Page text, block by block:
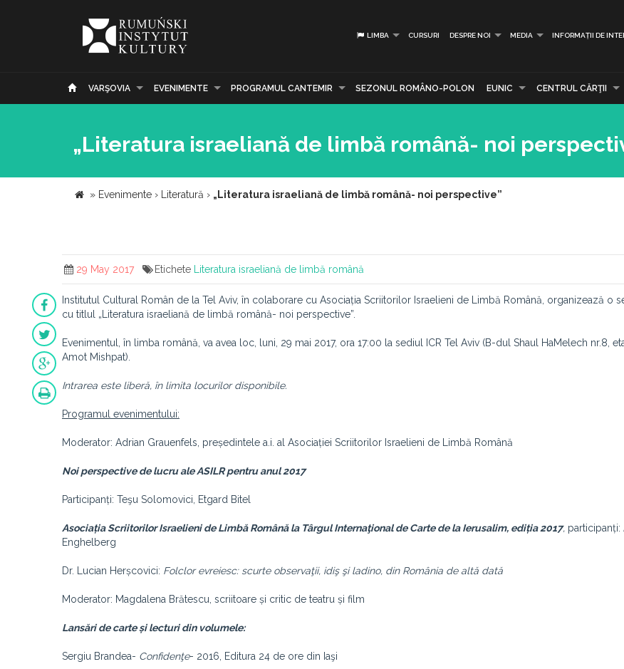
LIMBA CURSURI DESPRE NOI MEDIA INFORMAȚII DE
VARŞOVIA EVENIMENTE PROGRAMUL CANTEMIR SEZONUL ROMÂNO-POLON EUNIC CENTRUL CĂRŢII
„Literatura israeliană de limbă română- noi
» Evenimente › Literatură › „Literatura israeliană de limbă română- noi perspective”
29 May 2017 Etichete Literatura israeliană de limbă română
Institutul Cultural Român de la Tel Aviv, în colaborare cu Asociația Scriitorilor Israelieni de Limbă Română, organizează o
cu titlul „Literatura israeliană de limbă română- noi perspective”.
Evenimentul, în limba română, va avea loc, luni, 29 mai 2017, ora 17:00 la sediul ICR Tel Aviv (B-dul Shaul HaMelech nr.8,
Amot Mishpat).
Intrarea este liberă, în limita locurilor disponibile.
Programul evenimentului:
Moderator: Adrian Grauenfels, președintele a.i. al Asociației Scriitorilor Israelieni de Limbă Română
Noi perspective de lucru ale ASILR pentru anul 2017
Participanți: Teşu Solomovici, Etgard Bitel
Asociația Scriitorilor Israelieni de Limbă Română la Târgul Internaţional de Carte de la Ierusalim, ediția 2017, participanți:
Enghelberg
Dr. Lucian Herșcovici: Folclor evreiesc: scurte observaţii, idiş şi ladino, din România de altă dată
Moderator: Magdalena Brătescu, scriitoare și critic de teatru și film
Lansări de carte și lecturi din volumele:
Sergiu Brandea- Confidenţe- 2016, Editura 24 de ore din Iaşi